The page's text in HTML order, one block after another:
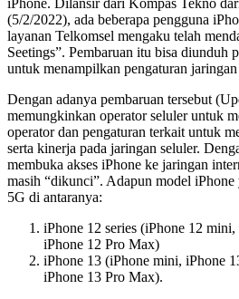
iPhone. Dilansir dari Kompas Tekno
(5/2/2022), ada beberapa pengguna
layanan Telkomsel mengaku telah
Seetings”. Pembaruan itu bisa diunduh
untuk menampilkan pengaturan
Dengan adanya pembaruan tersebut
memungkinkan operator seluler untuk
operator dan pengaturan terkait untuk
serta kinerja pada jaringan seluler.
membuka akses iPhone ke jaringan
masih “dikunci”. Adapun model
5G di antaranya:
iPhone 12 series (iPhone 12
iPhone 12 Pro Max)
iPhone 13 (iPhone mini, iPhone
iPhone 13 Pro Max).